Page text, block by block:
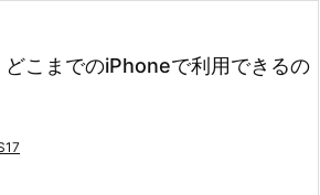
どこまでのiPhoneで利用できるの